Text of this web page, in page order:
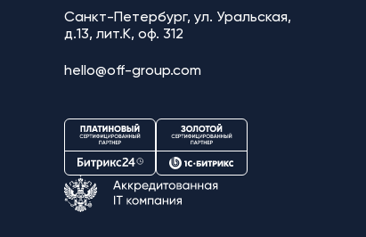
Санкт-Петербург, ул. Уральская,
д.13, лит.К, оф. 312
hello@off-group.com